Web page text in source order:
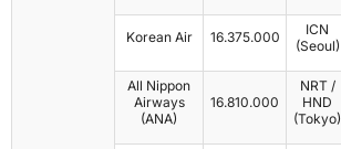
Korean Air 16.375.000
ICN
(Seoul)
All Nippon
Airways
(ANA)
16.810.000
NRT /
HND
(Tokyo)